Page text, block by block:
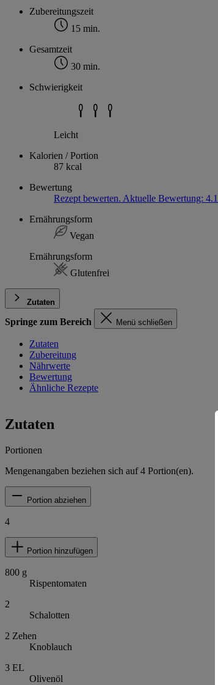
Zubereitungszeit
15 min.
Gesamtzeit
30 min.
Schwierigkeit
Leicht
Kalorien / Portion
87 kcal
Bewertung
Rezept bewerten. Aktuelle Bewertung: 4.1
Ernährungsform
Vegan
Ernährungsform
Glutenfrei
Zutaten
Springe zum Bereich Menü schließen
Zutaten
Zubereitung
Nährwerte
Bewertung
Ähnliche Rezepte
Zutaten
Portionen
Mengenangaben beziehen sich auf4 Portion(en).
Portion abziehen
4
Portion hinzufügen
800 g
Rispentomaten
2
Schalotten
2 Zehen
Knoblauch
3 EL
Olivenöl